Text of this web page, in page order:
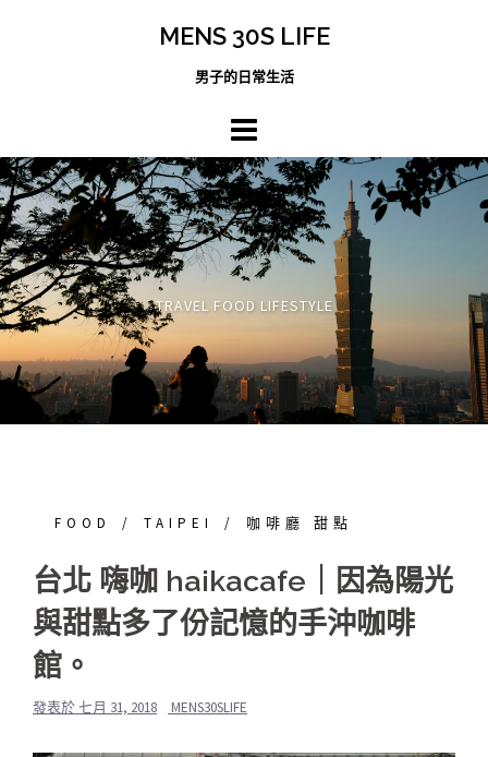
MENS 30S LIFE
男子的日常生活
TRAVEL FOOD LIFESTYLE
FOOD TAIPEI 咖啡廳 甜點
台北 嗨咖 haikacafe｜因為陽光
與甜點多了份記憶的手沖咖啡
館。
發表於七月 31, 2018 MENS30SLIFE